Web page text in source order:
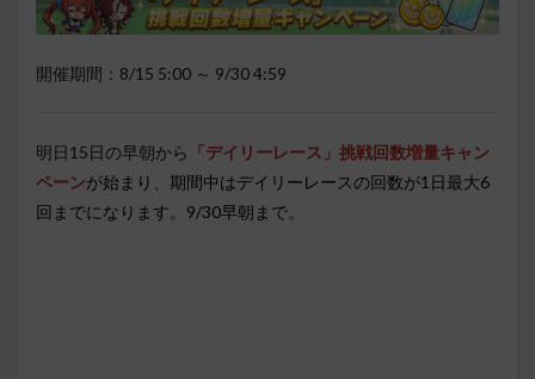
開催期間：8/15 5:00 ～ 9/30 4:59
明日15日の早朝から 「デイリーレース」挑戦回数増量キャン
ペーンが始まり、期間中はデイリーレースの回数が1日最大6
回までになります。9/30早朝まで。